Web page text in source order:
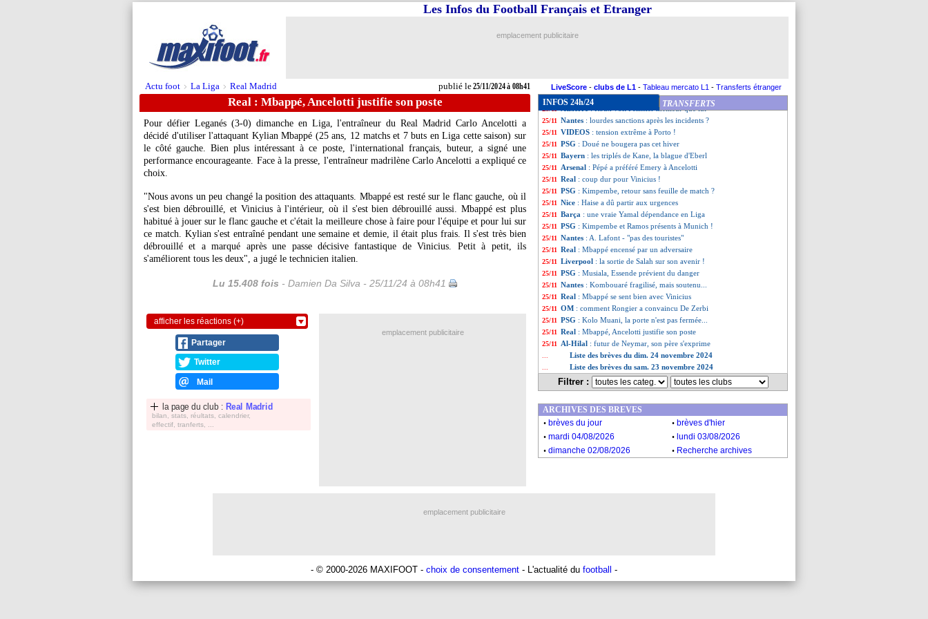
Actu foot > La Liga > Real Madrid publié le25/11/2024 à 08h41
Les Infos du Football Français et Etranger
emplacement publicitaire
LiveScore - clubs de L1 - Tableau mercato L1 - Transferts étranger
Real : Mbappé, Ancelotti justifie son poste
Pour défier Leganés (3-0) dimanche en Liga, l'entraîneur du Real Madrid Carlo Ancelotti a
décidé d'utiliser l'attaquant KylianMbappé (25 ans, 12 matchs et 7 buts en Liga cette saison) sur
le côté gauche. Bien plus intéressant à ce poste, l'international français, buteur, a signé une
performance encourageante. Face à la presse, l'entraîneur madrilène Carlo Ancelotti a expliqué ce
choix.
"Nous avons un peu changé la position des attaquants. Mbappé est resté sur le flanc gauche, où il
s'est bien débrouillé, et Vinicius à l'intérieur, où il s'est bien débrouillé aussi. Mbappé est plus
habitué à jouer sur le flanc gauche et c'était la meilleure chose à faire pour l'équipe et pour lui sur
ce match. Kylian s'est entraîné pendant une semaine et demie, il était plus frais. Il s'est très bien
débrouillé et a marqué après une passe décisive fantastique de Vinicius. Petit à petit, ils
s'améliorent tous les deux", a jugé le technicien italien.
Lu 15.408 fois - Damien Da Silva - 25/11/24 à 08h41
afficher les réactions (+)
Partager
Twitter
Mail
la page du club : Real Madrid
bilan, stats, réultats, calendrier,
effectif, tranferts, ...
INFOS 24h/24 TRANSFERTS
25/11 Rennes: fin de saison pour Seidu !
25/11 Arsenal : Pépé admet des tensions avec Arteta
25/11 Real: Bellingham, la stat' folle d'Ancelotti
25/11 OM: les compliments de Maupay pour Rulli
25/11 Real: Vinicius s'en prend au calendrier
: Roux voit Pélissier meilleur que lui
25/11 Nantes : lourdes sanctions après les incidents ?
25/11 VIDEOS : tension extrême à Porto !
25/11 PSG : Doué ne bougera pas cet hiver
25/11 Bayern : les triplés de Kane, la blague d'Eberl
25/11 Arsenal : Pépé a préféré Emery à Ancelotti
25/11 Real : coup dur pour Vinicius !
25/11 PSG : Kimpembe, retour sans feuille de match ?
25/11 Nice : Haise a dû partir aux urgences
25/11 Barça : une vraie Yamal dépendance en Liga
25/11 PSG : Kimpembe et Ramos présents à Munich !
25/11 Nantes : A. Lafont - "pas des touristes"
25/11 Real : Mbappé encensé par un adversaire
25/11 Liverpool : la sortie de Salah sur son avenir !
25/11 PSG : Musiala, Essende prévient du danger
25/11 Nantes : Kombouaré fragilisé, mais soutenu...
25/11 Real : Mbappé se sent bien avec Vinicius
25/11 OM : comment Rongier a convaincu De Zerbi
25/11 PSG : Kolo Muani, la porte n'est pas fermée...
25/11 Real : Mbappé, Ancelotti justifie son poste
25/11 Al-Hilal : futur de Neymar, son père s'exprime
Liste des brèves du dim. 24 novembre 2024
Liste des brèves du sam. 23 novembre 2024
Filtrer :
emplacement publicitaire
ARCHIVES DES BREVES
. brèves du jour . brèves d'hier
. mardi 04/08/2026 . lundi 03/08/2026
. dimanche 02/08/2026 . Recherche archives
emplacement publicitaire
- © 2000-2026 MAXIFOOT - choix de consentement - L'actualité du football -